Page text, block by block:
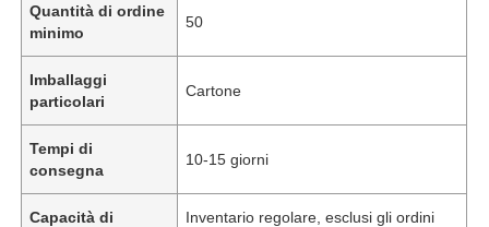
Quantità di ordine
minimo
50
Imballaggi
particolari
Cartone
Tempi di
consegna
10-15 giorni
Capacità di
Inventario regolare, esclusi gli ordini